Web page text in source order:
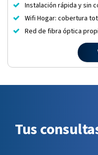
Instalación rápida y sin
Wifi Hogar: cobertura
Red de fibra óptica
Tus